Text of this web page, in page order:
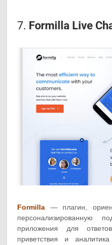
7. Formilla Live
Formilla — плагин,
персонализированную
приложения для
приветствия и